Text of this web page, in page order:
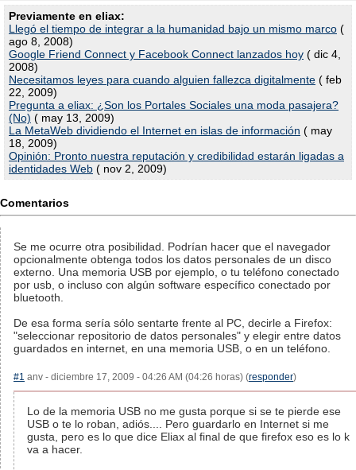
Previamente en eliax:
Llegó el tiempo de integrar a la humanidad bajo un mismo marco (
ago 8, 2008)
Google Friend Connect y Facebook Connect lanzados hoy ( dic 4,
2008)
Necesitamos leyes para cuando alguien fallezca digitalmente ( feb
22, 2009)
Pregunta a eliax: ¿Son los Portales Sociales una moda pasajera?
(No) ( may 13, 2009)
La MetaWeb dividiendo el Internet en islas de información ( may
18, 2009)
Opinión: Pronto nuestra reputación y credibilidad estarán ligadas a
identidades Web ( nov 2, 2009)
Comentarios
Se me ocurre otra posibilidad. Podrían hacer que el navegador
opcionalmente obtenga todos los datos personales de un disco
externo. Una memoria USB por ejemplo, o tu teléfono conectado
por usb, o incluso con algún software específico conectado por
bluetooth.
De esa forma sería sólo sentarte frente al PC, decirle a Firefox:
"seleccionar repositorio de datos personales" y elegir entre datos
guardados en internet, en una memoria USB, o en un teléfono.
#1 anv - diciembre 17, 2009 - 04:26 AM (04:26 horas) (responder)
Lo de la memoria USB no me gusta porque si se te pierde ese
USB o te lo roban, adiós.... Pero guardarlo en Internet si me
gusta, pero es lo que dice Eliax al final de que firefox eso es lo k
va a hacer.